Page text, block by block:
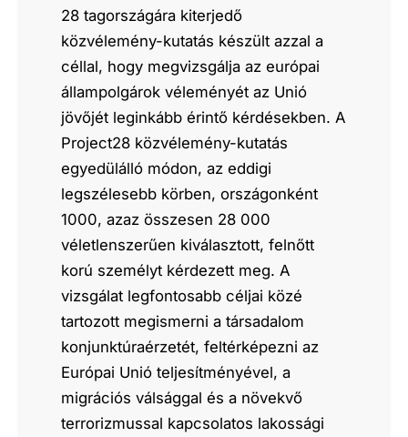
28 tagországára kiterjedő
közvélemény-kutatás készült azzal a
céllal, hogy megvizsgálja az európai
állampolgárok véleményét az Unió
jövőjét leginkább érintő kérdésekben. A
Project28 közvélemény-kutatás
egyedülálló módon, az eddigi
legszélesebb körben, országonként
1000, azaz összesen 28 000
véletlenszerűen kiválasztott, felnőtt
korú személyt kérdezett meg. A
vizsgálat legfontosabb céljai közé
tartozott megismerni a társadalom
konjunktúraérzetét, feltérképezni az
Európai Unió teljesítményével, a
migrációs válsággal és a növekvő
terrorizmussal kapcsolatos lakossági